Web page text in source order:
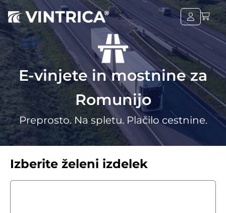
E-vinjete in mostnine za
Romunijo
Preprosto. Na spletu. Plačilo cestnine.
Izberite želeni izdelek